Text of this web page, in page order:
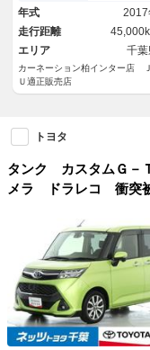
イール オートライト ＬＥ
ヘッドランプ スマートキー
年式
2017
走行距離
エリア
千
カーネーション柏インター店 Ｊ
Ｕ適正販売店
トヨタ
タンク カスタムＧ
メラ ドラレコ 衝突
ライド ＬＥＤヘッ
録簿 オートクルーズ